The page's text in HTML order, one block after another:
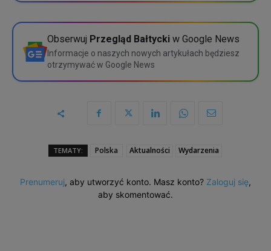
Obserwuj Przegląd Bałtycki w Google News
Informacje o naszych nowych artykułach będziesz
otrzymywać w Google News
TEMATY: Polska Aktualności Wydarzenia
Prenumeruj, aby utworzyć konto. Masz konto? Zaloguj się,
aby skomentować.